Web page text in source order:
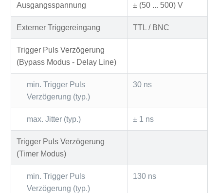
Ausgangsspannung ± (50 ... 500) V
Externer Triggereingang TTL / BNC
Trigger Puls Verzögerung
(Bypass Modus - Delay Line)
min. Trigger Puls
Verzögerung (typ.)
30 ns
max. Jitter (typ.) ± 1 ns
Trigger Puls Verzögerung
(Timer Modus)
min. Trigger Puls
Verzögerung (typ.)
130 ns